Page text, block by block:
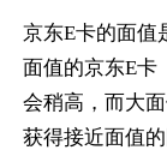
京东E卡的面值
面值的京东E卡
会稍高，而大
获得接近面值